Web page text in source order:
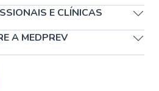
E CLÍNICAS
A MEDPREV